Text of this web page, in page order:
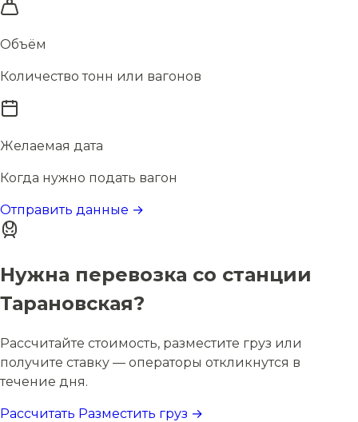
Объём
Количество тонн или вагонов
Желаемая дата
Когда нужно подать вагон
Отправить данные →
Нужна перевозка со станции
Тарановская?
Рассчитайте стоимость, разместите груз или
получите ставку — операторы откликнутся в
течение дня.
Рассчитать Разместить груз →